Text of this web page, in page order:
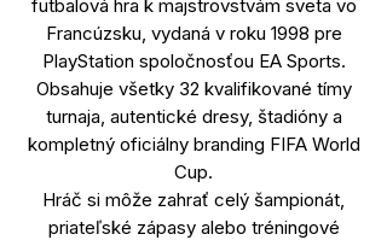
futbalová hra k majstrovstvám sveta vo
Francúzsku, vydaná v roku 1998 pre
PlayStation spoločnosťou EA Sports.
Obsahuje všetky 32 kvalifikované tímy
turnaja, autentické dresy, štadióny a
kompletný oficiálny branding FIFA World
Cup.
Hráč si môže zahrať celý šampionát,
priateľské zápasy alebo tréningové